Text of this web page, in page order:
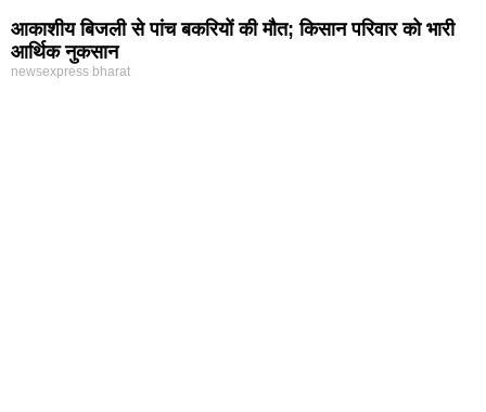
आकाशीय बिजली से पांच बकरियों की मौत; किसान परिवार को भारी
आर्थिक नुकसान
newsexpress bharat